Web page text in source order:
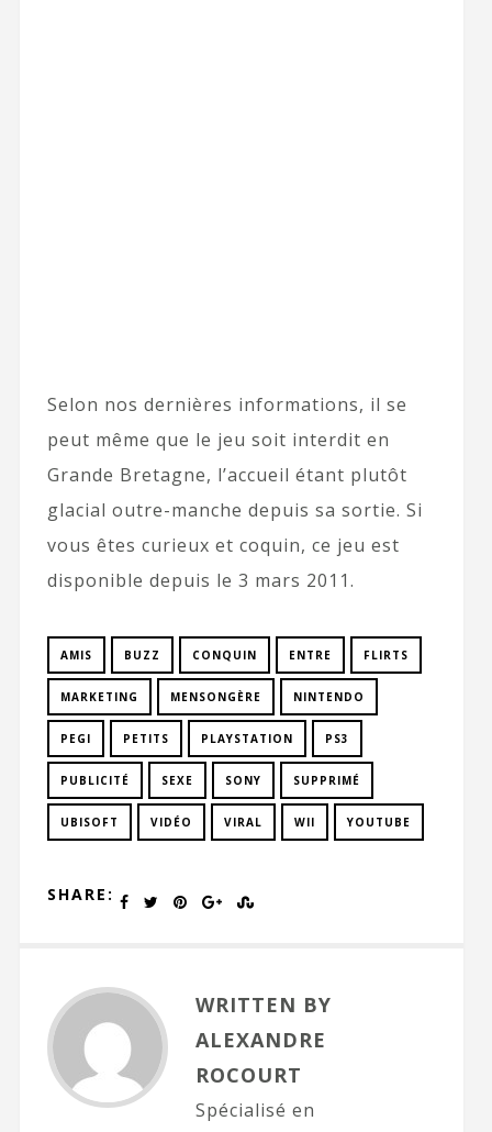
Selon nos dernières informations, il se
peut même que le jeu soit interdit en
Grande Bretagne, l’accueil étant plutôt
glacial outre-manche depuis sa sortie. Si
vous êtes curieux et coquin, ce jeu est
disponible depuis le 3 mars 2011.
AMIS BUZZ CONQUIN ENTRE FLIRTS
MARKETING MENSONGÈRE NINTENDO
PEGI PETITS PLAYSTATION PS3
PUBLICITÉ SEXE SONY SUPPRIMÉ
UBISOFT VIDÉO VIRAL WII YOUTUBE
SHARE:
WRITTEN BY
ALEXANDRE
ROCOURT
Spécialisé en